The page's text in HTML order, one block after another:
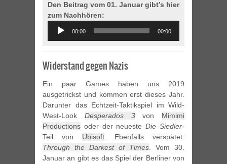
Den Beitrag vom 01. Januar gibt’s hier
zum Nachhören:
Audio
Player
00:00 00:00
Widerstand gegen Nazis
Ein paar Games haben uns 2019
ausgetrickst und kommen erst dieses Jahr.
Darunter das Echtzeit-Taktikspiel im Wild-
West-Look Desperados 3von Mimimi
Productions oder der neuesteDie Siedler-
Teil von Ubisoft. Ebenfalls verspätet:
Through the Darkest of Times. Vom 30.
Januar an gibt es das Spiel der Berliner von